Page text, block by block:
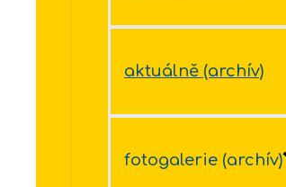
aktuálně (archív)
fotogalerie (archív)